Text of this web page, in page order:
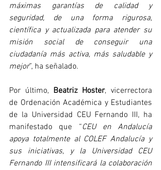
máximas garantías de calidad y
seguridad, de una forma rigurosa,
científica y actualizada para atender su
misión social de conseguir una
ciudadanía más activa, más saludable y
mejor”, ha señalado.
Por último, Beatriz Hoster, vicerrectora
de Ordenación Académica y Estudiantes
de la Universidad CEU Fernando III, ha
manifestado que “CEU en Andalucía
apoya totalmente al COLEF Andalucía y
sus iniciativas, y la Universidad CEU
Fernando III intensificará la colaboración